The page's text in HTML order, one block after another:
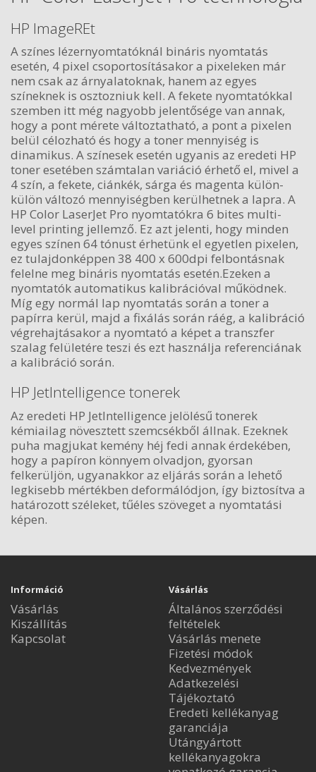
HP ImageREt
A színes lézernyomtatóknál bináris nyomtatás
esetén, 4 pixel csoportosításakor a pixeleken már
nem csak az árnyalatoknak, hanem az egyes
színeknek is osztozniuk kell. A fekete nyomtatókkal
szemben itt még nagyobb jelentősége van annak,
hogy a pont mérete változtatható, a pont a pixelen
belül célozható és hogy a toner mennyiség is
dinamikus. A színesek esetén ugyanis az eredeti HP
toner esetében számtalan variáció érhető el, mivel a
4 szín, a fekete, ciánkék, sárga és magenta külön-
külön változó mennyiségben kerülhetnek a lapra. A
HP Color LaserJet Pro nyomtatókra 6 bites multi-
level printing jellemző. Ez azt jelenti, hogy minden
egyes színen 64 tónust érhetünk el egyetlen pixelen,
ez tulajdonképpen 38 400 x 600dpi felbontásnak
felelne meg bináris nyomtatás esetén.Ezeken a
nyomtatók automatikus kalibrációval működnek.
Míg egy normál lap nyomtatás során a toner a
papírra kerül, majd a fixálás során ráég, a kalibráció
végrehajtásakor a nyomtató a képet a transzfer
szalag felületére teszi és ezt használja referenciának
a kalibráció során.
HP JetIntelligence tonerek
Az eredeti HP JetIntelligence jelölésű tonerek
kémiailag növesztett szemcsékből állnak. Ezeknek
puha magjukat kemény héj fedi annak érdekében,
hogy a papíron könnyem olvadjon, gyorsan
felkerüljön, ugyanakkor az eljárás során a lehető
legkisebb mértékben deformálódjon, így biztosítva a
határozott széleket, tűéles szöveget a nyomtatási
képen.
Információ
Vásárlás
Kiszállítás
Kapcsolat
Vásárlás
Általános szerződési
feltételek
Vásárlás menete
Fizetési módok
Kedvezmények
Adatkezelési
Tájékoztató
Eredeti kellékanyag
garanciája
Utángyártott
kellékanyagokra